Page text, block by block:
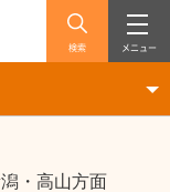
検索 メニュー
・高山方面